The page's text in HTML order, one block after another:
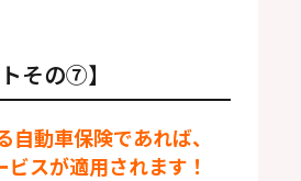
その⑦】
自動車保険であれば、
スが適用されます！